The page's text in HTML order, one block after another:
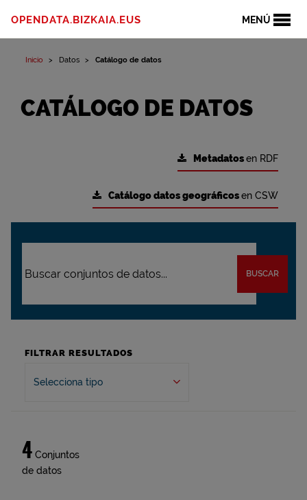
MENÚ
OPENDATA.BIZKAIA.EUS
Inicio Datos Catálogo de datos
CATÁLOGO DE DATOS
Metadatosen RDF
Catálogo datos geográficosen CSW
BUSCAR
FILTRAR RESULTADOS
Selecciona tipo
4 Conjuntos
de datos